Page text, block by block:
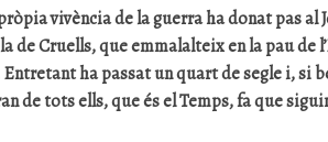
vivència de la guerra ha donat pas al
de Cruells, que emmalalteix en la pau de
ha passat un quart de segle i, si
de tots ells, que és el Temps, fa que